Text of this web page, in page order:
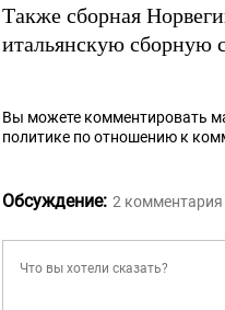
Также сборная
итальянскую сборную
Вы можете комментировать
политике по отношению к
Обсуждение: 2 комментария